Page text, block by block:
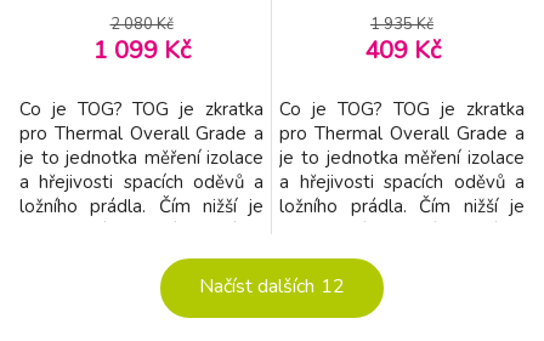
2 080 Kč
1 099 Kč
Co je TOG? TOG je zkratka
pro Thermal Overall Grade a
je to jednotka měření izolace
a hřejivosti spacích oděvů a
ložního prádla. Čím nižší je
lehčí; čím je hodnocení vyšší,
tím je látka více vycpaná a
izolována. Popis Vak na spaní
1 935 Kč
409 Kč
Co je TOG? TOG je zkratka
pro Thermal Overall Grade a
je to jednotka měření izolace
a hřejivosti spacích oděvů a
ložního prádla. Čím nižší je
lehčí; čím je hodnocení vyšší,
tím je látka více vycpaná a
izolována. Vak na spaní pro
Načíst dalších 12